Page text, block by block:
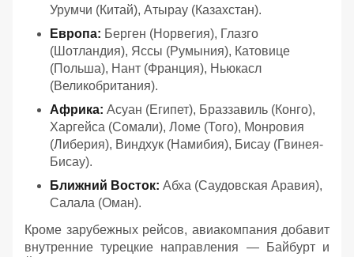
Урумчи (Китай), Атырау (Казахстан).
Европа: Берген (Норвегия), Глазго
(Шотландия), Яссы (Румыния), Катовице
(Польша), Нант (Франция), Ньюкасл
(Великобритания).
Африка: Асуан (Египет), Браззавиль (Конго),
Харгейса (Сомали), Ломе (Того), Монровия
(Либерия), Виндхук (Намибия), Бисау (Гвинея-
Бисау).
Ближний Восток: Абха (Саудовская Аравия),
Салала (Оман).
Кроме зарубежных рейсов, авиакомпания добавит
внутренние турецкие направления — Байбурт и